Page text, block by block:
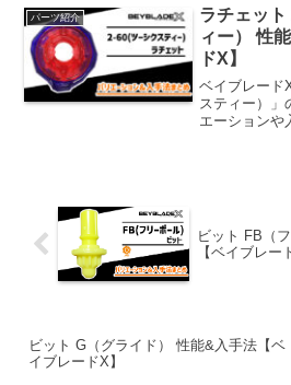
枚刃を採用。
ーツ重量...
パーツ紹介
ラチェッ
ィー） 性
ドX】
ベイブレード
スティー）」
エーションや
ビット FB（
【ベイブレー
ビット G（グライド） 性能&入手法【ベ
イブレードX】